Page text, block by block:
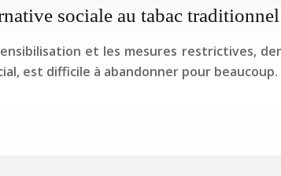
sociale au tabac
et les mesures restrictives,
est difficile à abandonner pour